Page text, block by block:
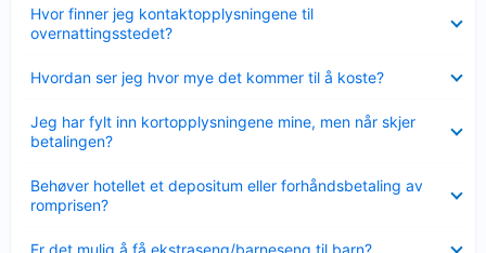
Hvor finner jeg kontaktopplysningene til
overnattingsstedet?
mindre
Hvordan ser jeg hvor mye det kommer til å koste?
mindre
Jeg har fylt inn kortopplysningene mine, men når skjer
betalingen?
mindre
Behøver hotellet et depositum eller forhåndsbetaling av
romprisen?
mindre
Er det mulig å få ekstraseng/barneseng til barn?